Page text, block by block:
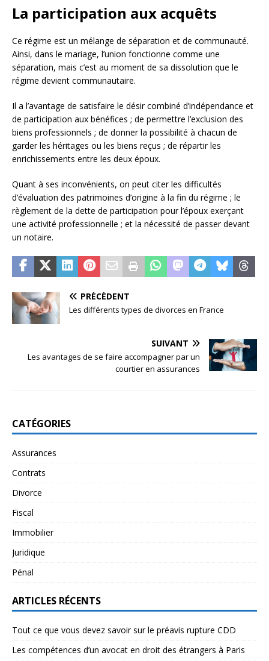
La participation aux acquêts
Ce régime est un mélange de séparation et de communauté.
Ainsi, dans le mariage, l’union fonctionne comme une
séparation, mais c’est au moment de sa dissolution que le
régime devient communautaire.
Il a l’avantage de satisfaire le désir combiné d’indépendance et
de participation aux bénéfices ; de permettre l’exclusion des
biens professionnels ; de donner la possibilité à chacun de
garder les héritages ou les biens reçus ; de répartir les
enrichissements entre les deux époux.
Quant à ses inconvénients, on peut citer les difficultés
d’évaluation des patrimoines d’origine à la fin du régime ; le
règlement de la dette de participation pour l’époux exerçant
une activité professionnelle ; et la nécessité de passer devant
un notaire.
PRÉCÉDENT
Les différents types de divorces en France
SUIVANT
Les avantages de se faire accompagner par un
courtier en assurances
CATÉGORIES
Assurances
Contrats
Divorce
Fiscal
Immobilier
Juridique
Pénal
ARTICLES RÉCENTS
Tout ce que vous devez savoir sur le préavis rupture CDD
Les compétences d’un avocat en droit des étrangers à Paris